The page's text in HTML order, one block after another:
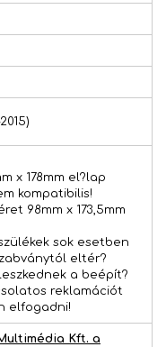
x 178mm el?lap
kompatibilis!
98mm x 173,5mm
sok esetben
eltér?
a beépít?
reklamációt
elfogadni!
Kft. a